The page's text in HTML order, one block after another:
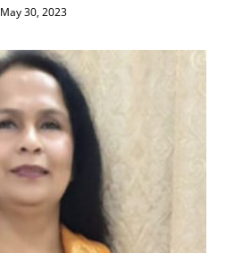
May 30, 2023